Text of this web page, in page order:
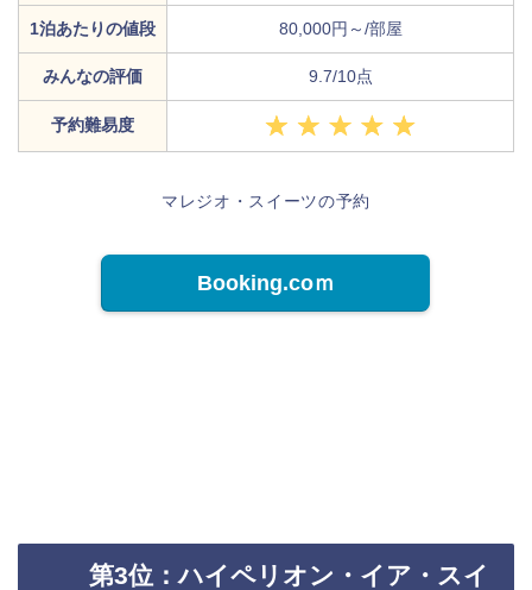
1泊あたりの値段 80,000円～/部屋
みんなの評価 9.7/10点
予約難易度
マレジオ・スイーツの予約
Booking.coｍ
第3位：ハイペリオン・イア・スイ